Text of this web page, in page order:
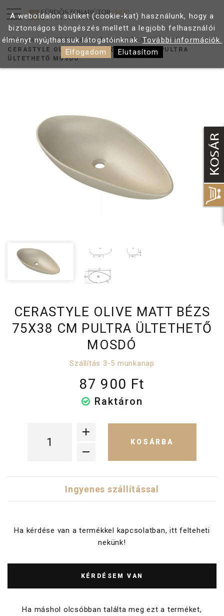
FŐOLDAL TERMÉKEK
MOSDÓKAGYLÓK
CERASTYLE OLIVE MATT BÉZS 75X38 CM PULTRA
ÜLTETHETŐ MOSDÓ
CERASTYLE OLIVE MATT BÉZS
75X38 CM PULTRA ÜLTETHETŐ
MOSDÓ
Szállítás 3-5 munkanap
87 900 Ft
Raktáron
KOSÁRBA
Ingyenes szállítással
Ha kérdése van a termékkel kapcsolatban, itt felteheti
nekünk!
KÉRDÉSEM VAN
Ha máshol olcsóbban találta meg ezt a terméket,
A weboldalon sütiket (cookie-kat) használunk, hogy a
biztonságos böngészés mellett a legjobb felhasználói
élményt nyújthassuk látogatóinknak.További információk.
Elfogadom
Elutasítom